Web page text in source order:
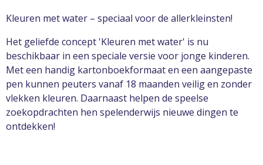
Kleuren met water – speciaal voor de allerkleinsten!
Het geliefde concept 'Kleuren met water' is nu
beschikbaar in een speciale versie voor jonge kinderen.
Met een handig kartonboekformaat en een aangepaste
pen kunnen peuters vanaf 18 maanden veilig en zonder
vlekken kleuren. Daarnaast helpen de speelse
zoekopdrachten hen spelenderwijs nieuwe dingen te
ontdekken!